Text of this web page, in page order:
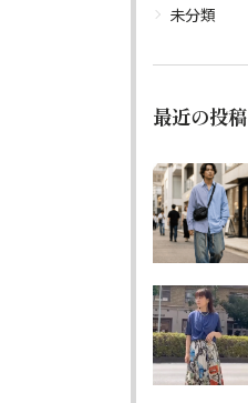
未分類
最近の投稿